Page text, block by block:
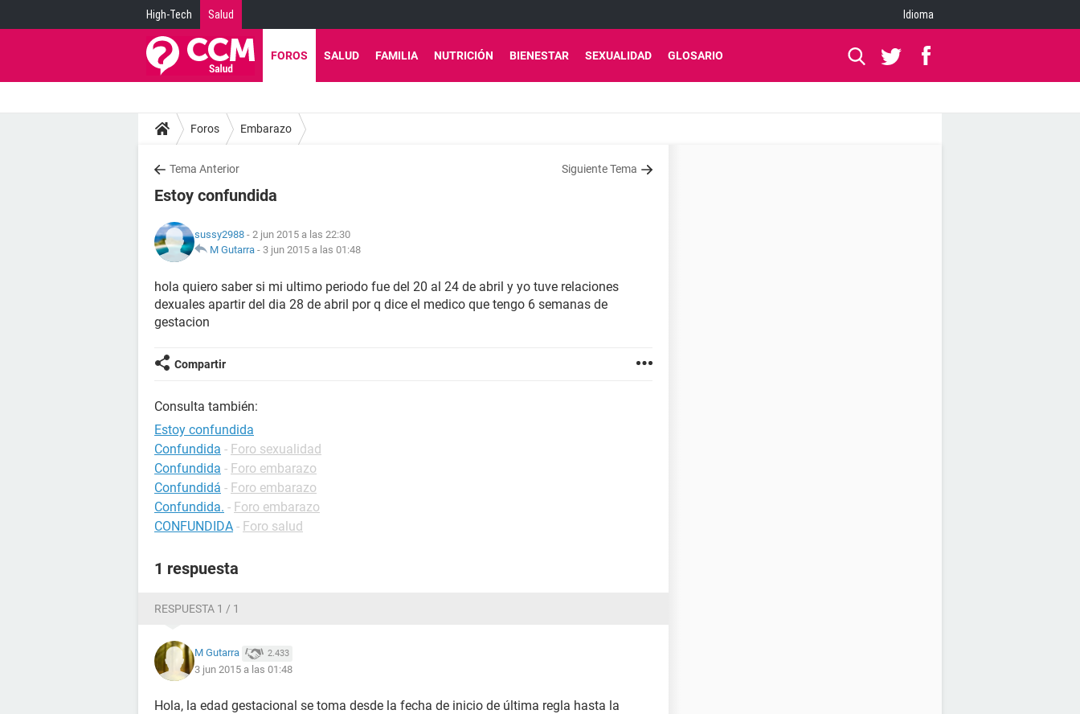
High-Tech Salud Idioma
FOROS SALUD FAMILIA NUTRICIÓN BIENESTAR SEXUALIDAD GLOSARIO
Foros Embarazo
Tema Anterior Siguiente Tema
Estoy confundida
sussy2988 - 2 jun 2015 a las 22:30
M Gutarra - 3 jun 2015 a las 01:48
hola quiero saber si mi ultimo periodo fue del 20 al 24 de abril y yo tuve relaciones
dexuales apartir del dia 28 de abril por q dice el medico que tengo 6 semanas de
gestacion
Compartir
Consulta también:
Estoy confundida
Confundida - Foro sexualidad
Confundida - Foro embarazo
Confundidá - Foro embarazo
Confundida. - Foro embarazo
CONFUNDIDA - Foro salud
1 respuesta
RESPUESTA 1 / 1
M Gutarra 2.433
3 jun 2015 a las 01:48
Hola, la edad gestacional se toma desde la fecha de inicio de última regla hasta la